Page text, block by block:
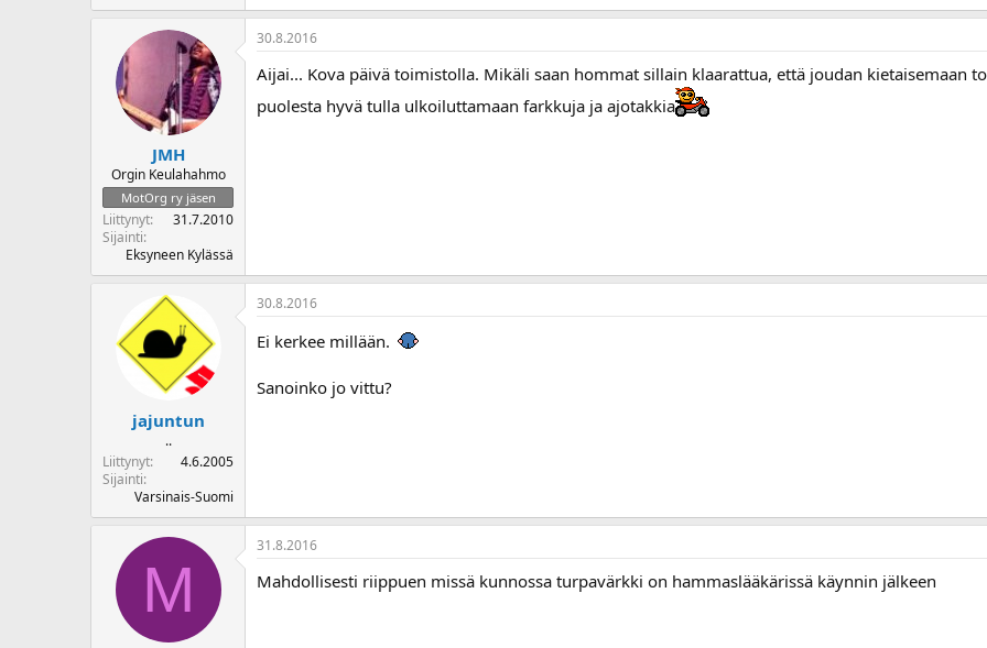
JMH
Orgin Keulahahmo
MotOrg ry jäsen
Liittynyt
31.7.2010
Sijainti
Eksyneen Kylässä
30.8.2016
Aijai... Kova päivä toimistolla. Mikäli saan hommat sillain klaarattua, että joudan kietaisemaan
puolesta hyvä tulla ulkoiluttamaan farkkuja ja ajotakkia
jajuntun
..
Liittynyt
4.6.2005
Sijainti
Varsinais-Suomi
30.8.2016
Ei kerkee millään.
Sanoinko jo vittu?
M
31.8.2016
Mahdollisesti riippuen missä kunnossa turpavärkki on hammaslääkärissä käynnin jälkeen